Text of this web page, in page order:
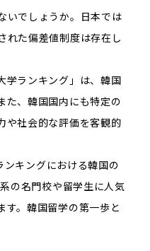
いでしょうか。日本では
れた偏差値制度は存在し
学ランキング」は、韓国
た、韓国国内にも特定の
や社会的な評価を客観的
キングにおける韓国の
の名門校や留学生に人気
す。韓国留学の第一歩と